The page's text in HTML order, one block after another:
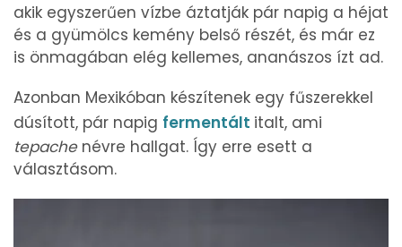
akik egyszerűen vízbe áztatják pár napig a héjat
és a gyümölcs kemény belső részét, és már ez
is önmagában elég kellemes, ananászos ízt ad.
Azonban Mexikóban készítenek egy fűszerekkel
dúsított, pár napig fermentált italt, ami
tepachenévre hallgat. Így erre esett a
választásom.